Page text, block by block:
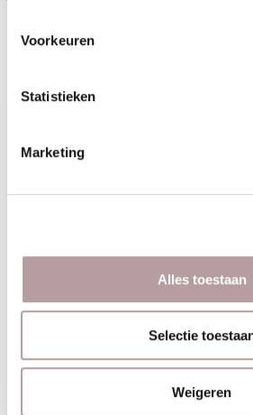
Voorkeuren
Statistieken
Marketing
Alles toestaan
Selectie
Weigeren
kunnen betekenen?
Wanneer je open staat voor een
vriendschapsrelatie of een
begeleidingstraject begint dit bij